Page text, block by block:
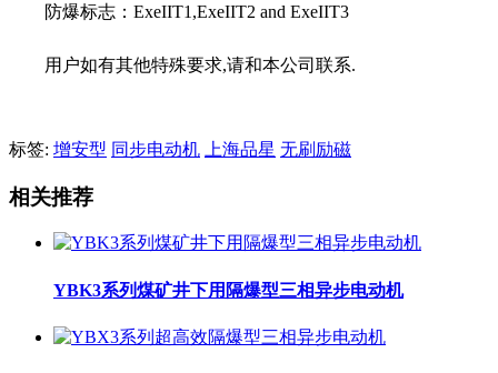
防爆标志：ExeIIT1,ExeIIT2 and ExeIIT3
用户如有其他特殊要求,请和本公司联系.
标签: 增安型 同步电动机 上海品星 无刷励磁
相关推荐
YBK3系列煤矿井下用隔爆型三相异步电动机